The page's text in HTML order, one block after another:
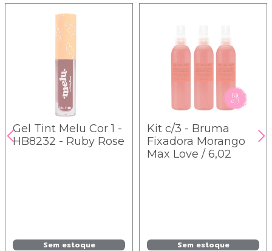
Gel Tint Melu Cor 1 -
HB8232 - Ruby Rose
Sem estoque
Kit c/3 - Bruma
Fixadora Morango
Max Love / 6,02
Sem estoque